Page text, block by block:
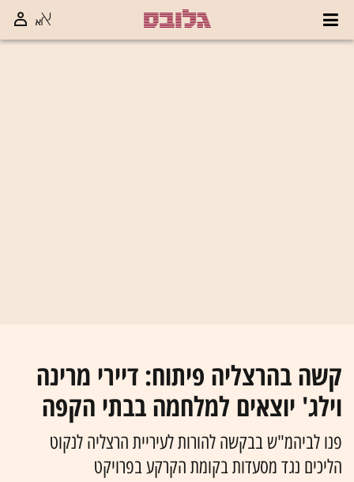
קשה בהרצליה פיתוח: דיירי מרינה
וילג' יוצאים למלחמה בבתי הקפה
פנו לביהמ"ש בבקשה להורות לעיריית הרצליה לנקוט
הליכים נגד מסעדות בקומת הקרקע בפרויקט